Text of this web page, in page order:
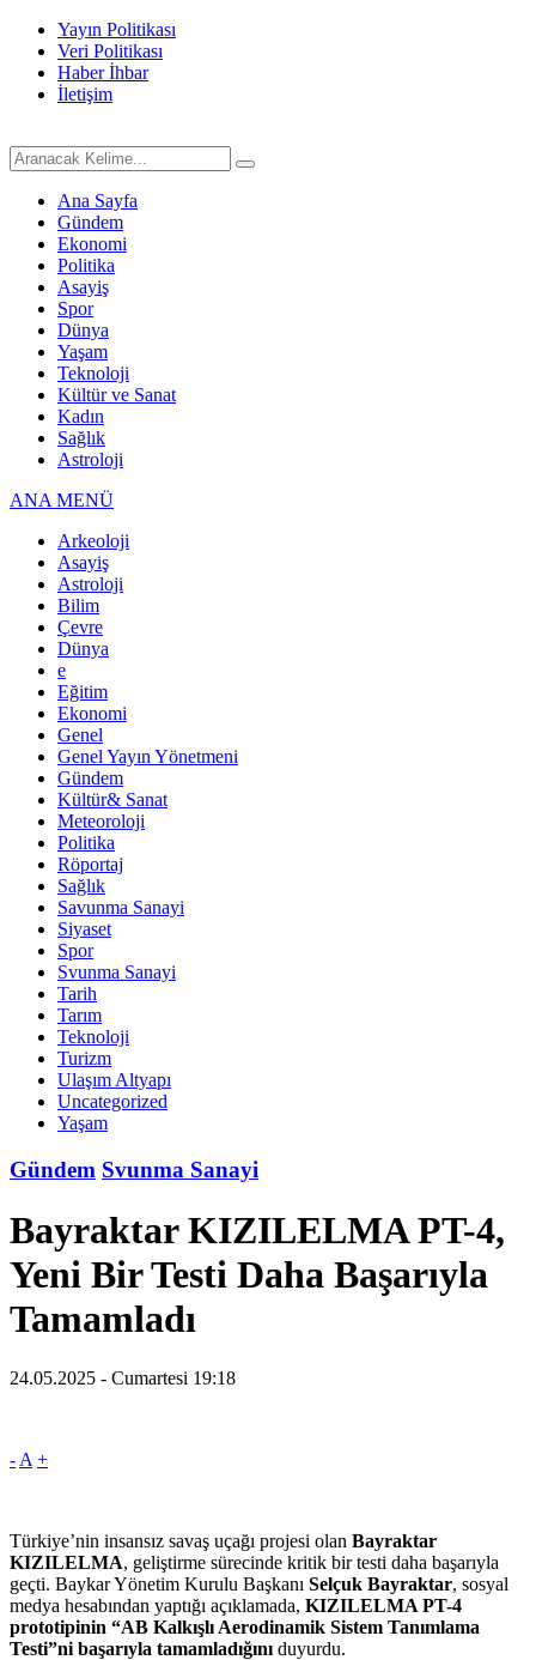
Yayın Politikası
Veri Politikası
Haber İhbar
İletişim
Ana Sayfa
Gündem
Ekonomi
Politika
Asayiş
Spor
Dünya
Yaşam
Teknoloji
Kültür ve Sanat
Kadın
Sağlık
Astroloji
ANA MENÜ
Arkeoloji
Asayiş
Astroloji
Bilim
Çevre
Dünya
e
Eğitim
Ekonomi
Genel
Genel Yayın Yönetmeni
Gündem
Kültür& Sanat
Meteoroloji
Politika
Röportaj
Sağlık
Savunma Sanayi
Siyaset
Spor
Svunma Sanayi
Tarih
Tarım
Teknoloji
Turizm
Ulaşım Altyapı
Uncategorized
Yaşam
Gündem Svunma Sanayi
Bayraktar KIZILELMA PT-4,
Yeni Bir Testi Daha Başarıyla
Tamamladı
24.05.2025 - Cumartesi 19:18
- A +
Türkiye’nin insansız savaş uçağı projesi olan Bayraktar
KIZILELMA, geliştirme sürecinde kritik bir testi daha başarıyla
geçti. Baykar Yönetim Kurulu Başkanı Selçuk Bayraktar, sosyal
medya hesabından yaptığı açıklamada, KIZILELMA PT-4
prototipinin “AB Kalkışlı Aerodinamik Sistem Tanımlama
Testi”ni başarıyla tamamladığını duyurdu.